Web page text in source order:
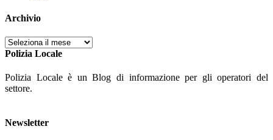
Archivio
Archivio
Polizia Locale
Polizia Locale è un Blog di informazione per gli operatori del
settore.
Newsletter